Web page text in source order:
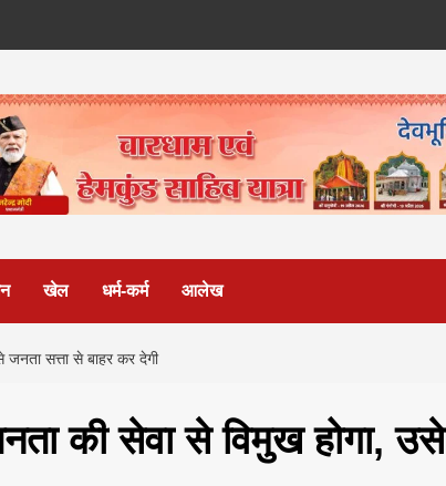
खेल धर्म-कर्म आलेख
सत्ता से बाहर कर देगी
की सेवा से विमुख होगा, उसे